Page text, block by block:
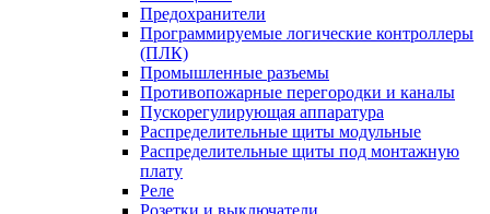
Предохранители
Программируемые логические контроллеры
(ПЛК)
Промышленные разъемы
Противопожарные перегородки и каналы
Пускорегулирующая аппаратура
Распределительные щиты модульные
Распределительные щиты под монтажную
плату
Реле
Розетки и выключатели